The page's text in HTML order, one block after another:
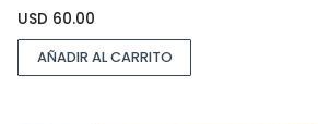
USD 60.00
AÑADIR AL CARRITO